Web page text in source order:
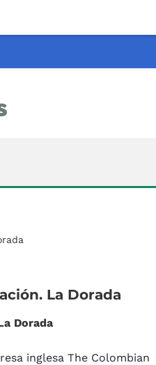
La Dorada
Dorada
inglesa The Colombian